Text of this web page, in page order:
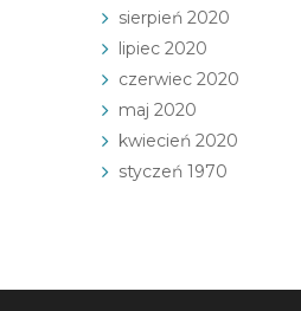
sierpień 2020
lipiec 2020
czerwiec 2020
maj 2020
kwiecień 2020
styczeń 1970